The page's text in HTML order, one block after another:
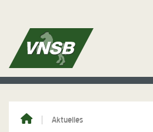
Aktuelles